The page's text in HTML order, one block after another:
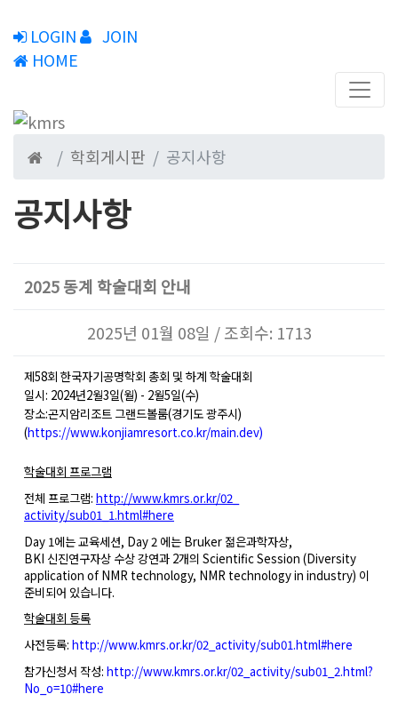
LOGIN
JOIN
HOME
학회게시판 공지사항
공지사항
2025 동계 학술대회 안내
2025년 01월 08일 / 조회수: 1713
제58회 한국자기공명학회 총회 및 하계 학술대회
일시: 2024년2월3일(월) - 2월5일(수)
장소:곤지암리조트 그랜드볼룸(경기도 광주시)
(https://www.konjiamresort.co.kr/main.dev)
학술대회 프로그램
전체 프로그램: http://www.kmrs.or.kr/02_
activity/sub01_1.html#here
Day 1에는 교육세션, Day 2 에는 Bruker 젊은과학자상,
BKI 신진연구자상 수상 강연과 2개의 Scientific Session (Diversity
application of NMR technology, NMR technology in industry) 이
준비되어 있습니다.
학술대회 등록
사전등록: http://www.kmrs.or.kr/02_activity/sub01.html#here
참가신청서 작성: http://www.kmrs.or.kr/02_ activity/sub01_2.html?
No_o=10#here